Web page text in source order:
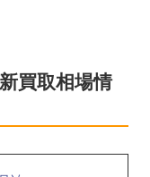
買取相場情